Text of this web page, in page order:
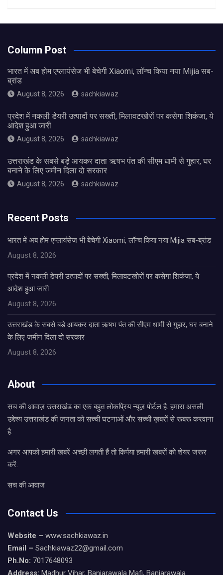
Column Post
भारत में अब होम एप्लायंसेज भी बेचेगी Xiaomi, लॉन्च किया नया Mijia सब-
ब्रांड
August 8, 2026 sachkiawaz
प्रदेश में नकली डेयरी उत्पादों पर सख्ती, मिलावटखोरों पर कसेगा शिकंजा, ये
आदेश हुआ जारी
August 8, 2026 sachkiawaz
उत्तराखंड के सबसे बड़े आयकर दाता ऋषभ पंत की सीएम धामी से गुहार, घर
बनाने के लिए जमीन दिला दो सरकार
August 8, 2026 sachkiawaz
Recent Posts
भारत में अब होम एप्लायंसेज भी बेचेगी Xiaomi, लॉन्च किया नया Mijia सब-ब्रांड
August 8, 2026
प्रदेश में नकली डेयरी उत्पादों पर सख्ती, मिलावटखोरों पर कसेगा शिकंजा, ये
आदेश हुआ जारी
August 8, 2026
उत्तराखंड के सबसे बड़े आयकर दाता ऋषभ पंत की सीएम धामी से गुहार, घर बनाने
के लिए जमीन दिला दो सरकार
August 8, 2026
About
सच की आवाज़ उत्तराखंड का एक बहुत लोकप्रिय न्यूज़ पोर्टल है. हमारा असली
उद्देश्य उत्तराखंड की जनता को सच्ची घटनाओं और सच्ची ख़बरों से रूबरू करवाना
है.
अगर आपको हमारी खबरें अच्छी लगती हैं तो किर्पया हमारी खबरों को शेयर जरूर
करें.
सच की आवाज
Contact Us
Website – www.sachkiawaz.in
Email – Sachkiawaz22@gmail.com
Ph.No: 7017648093
Address: Madhur Vihar, Banjarawala Mafi, Banjarawala